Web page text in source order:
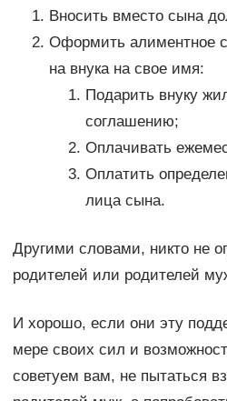
Вносить вместо сына
Оформить алиментное
на внука на свое имя:
Подарить внуку
соглашению;
Оплачивать
Оплатить
лица сына.
Другими словами, никто не
родителей или родителей
И хорошо, если они эту
мере своих сил и
советуем вам, не пытаться